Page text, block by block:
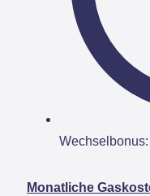
Wechselbonus:
Monatliche